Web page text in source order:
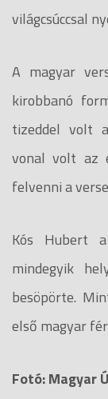
világcsúccsal
A magyar
kirobbanó
tizeddel volt
vonal volt az
felvenni a
Kós Hubert
mindegyik
besöpörte.
első magyar
Fotó: Magyar